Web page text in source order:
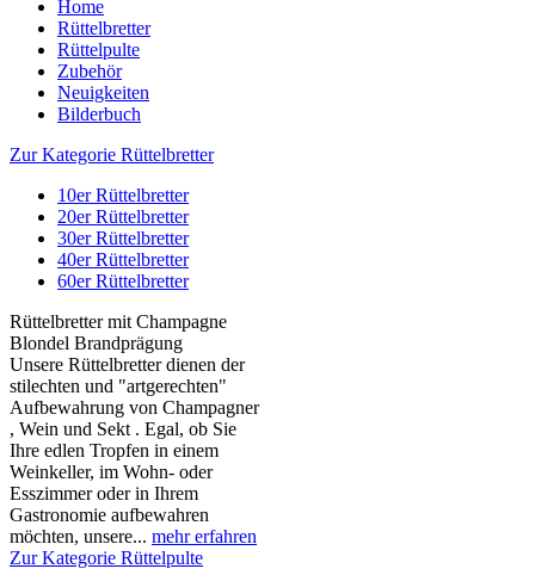
Home
Rüttelbretter
Rüttelpulte
Zubehör
Neuigkeiten
Bilderbuch
Zur Kategorie Rüttelbretter
10er Rüttelbretter
20er Rüttelbretter
30er Rüttelbretter
40er Rüttelbretter
60er Rüttelbretter
Rüttelbretter mit Champagne
Blondel Brandprägung
Unsere Rüttelbretter dienen der
stilechten und "artgerechten"
Aufbewahrung von Champagner
, Wein und Sekt . Egal, ob Sie
Ihre edlen Tropfen in einem
Weinkeller, im Wohn- oder
Esszimmer oder in Ihrem
Gastronomie aufbewahren
möchten, unsere... mehr erfahren
Zur Kategorie Rüttelpulte